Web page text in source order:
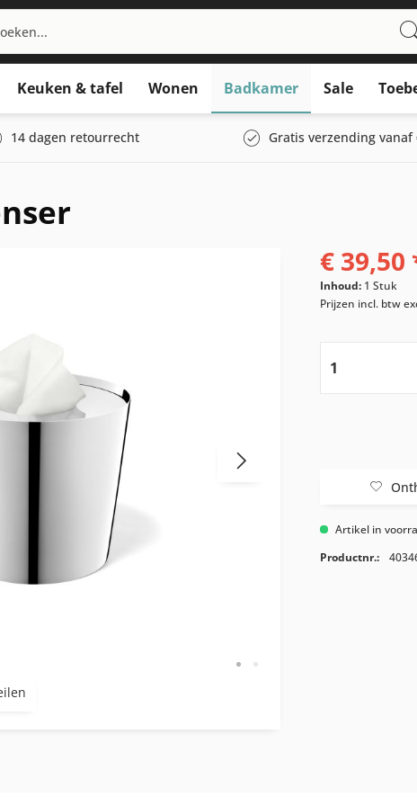
Keuken & tafel Wonen Badkamer Sale
14 dagen retourrecht Gratis verzending vanaf
€ 39,50
Inhoud: 1 Stuk
Prijzen incl. btw
Artikel in
Productnr.: